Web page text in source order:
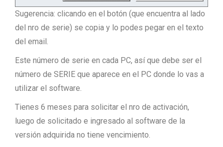
Sugerencia: clicando en el botón (que encuentra al lado
del nro de serie) se copia y lo podes pegar en el texto
del email.
Este número de serie en cada PC, así que debe ser el
número de SERIE que aparece en el PC donde lo vas a
utilizar el software.
Tienes 6 meses para solicitar el nro de activación,
luego de solicitado e ingresado al software de la
versión adquirida no tiene vencimiento.